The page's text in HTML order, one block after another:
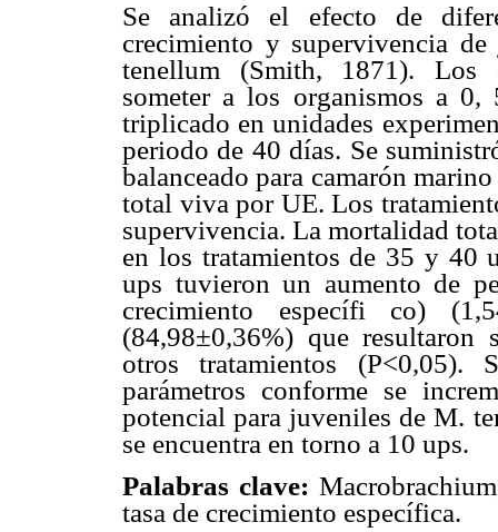
Se analizó el efecto de
crecimiento y supervivencia
tenellum (Smith, 1871). Los
someter a los organismos a
triplicado en unidades
periodo de 40 días. Se
balanceado para camarón
total viva por UE. Los
supervivencia. La mortalidad
en los tratamientos de 35 y 40
ups tuvieron un aumento de
crecimiento específi co)
(84,98±0,36%) que resultaron
otros tratamientos (P<0,05).
parámetros conforme se
potencial para juveniles de M.
se encuentra en torno a 10 ups.
Palabras clave:
tasa de crecimiento específica.